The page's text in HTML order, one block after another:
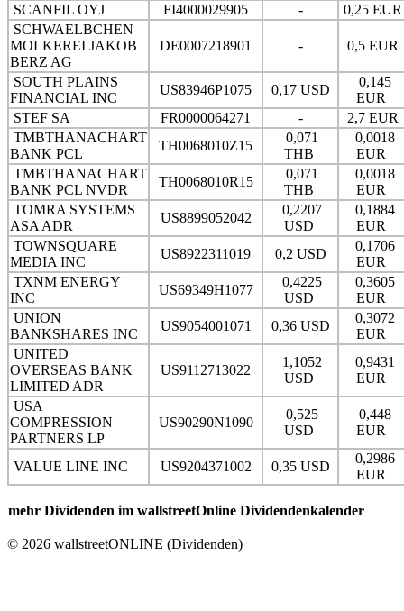
SCANFIL OYJ
FI4000029905 -
0,25
SCHWAELBCHEN
MOLKEREI JAKOB
BERZ AG
DE0007218901 - 0,5 EUR
SOUTH PLAINS
FINANCIAL INC
US83946P1075 0,17 USD
0,145
EUR
STEF SA
FR0000064271 -
2,7 EUR
TMBTHANACHART
BANK PCL
TH0068010Z15
0,071
THB
0,0018
EUR
TMBTHANACHART
BANK PCL NVDR
TH0068010R15
0,071
THB
0,0018
EUR
TOMRA SYSTEMS
ASA ADR
US8899052042
0,2207
USD
0,1884
EUR
TOWNSQUARE
MEDIA INC
US8922311019 0,2 USD
0,1706
EUR
TXNM ENERGY
INC
US69349H1077
0,4225
USD
0,3605
EUR
UNION
BANKSHARES INC
US9054001071 0,36 USD
0,3072
EUR
UNITED
OVERSEAS BANK
LIMITED ADR
US9112713022
1,1052
USD
0,9431
EUR
USA
COMPRESSION
PARTNERS LP
US90290N1090
0,525
USD
0,448
EUR
VALUE LINE INC US9204371002 0,35 USD
0,2986
EUR
mehr Dividenden im wallstreetOnline Dividendenkalender
© 2026 wallstreetONLINE (Dividenden)